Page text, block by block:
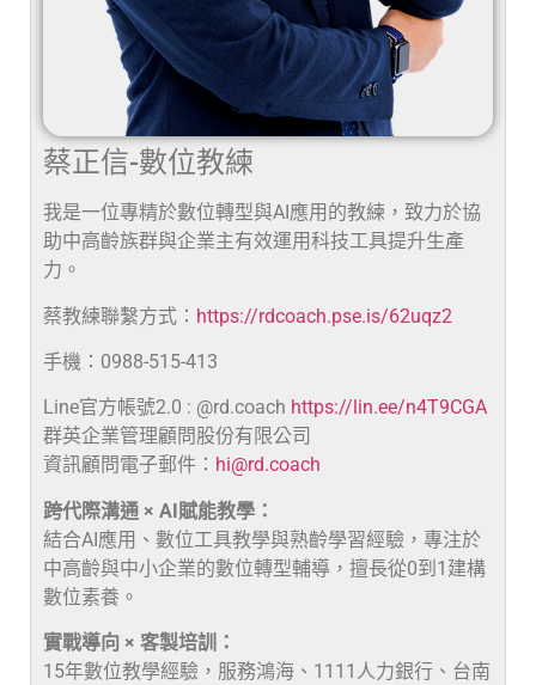
蔡正信-數位教練
我是一位專精於數位轉型與AI應用的教練，致力於協
助中高齡族群與企業主有效運用科技工具提升生產
力。
蔡教練聯繫方式： https://rdcoach.pse.is/62uqz2
手機：0988-515-413
Line官方帳號2.0 : @rd.coach https://lin.ee/n4T9CGA
群英企業管理顧問股份有限公司
資訊顧問電子郵件： hi@rd.coach
跨代際溝通 × AI賦能教學：
結合AI應用、數位工具教學與熟齡學習經驗，專注於
中高齡與中小企業的數位轉型輔導，擅長從0到1建構
數位素養。
實戰導向 × 客製培訓：
15年數位教學經驗，服務鴻海、1111人力銀行、台南